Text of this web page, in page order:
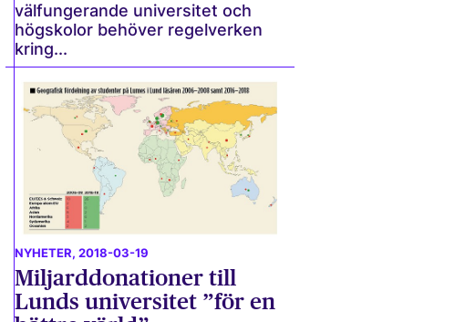
välfungerande universitet och
högskolor behöver regelverken
kring...
NYHETER, 2018-03-19
Miljarddonationer till
Lunds universitet ”för en